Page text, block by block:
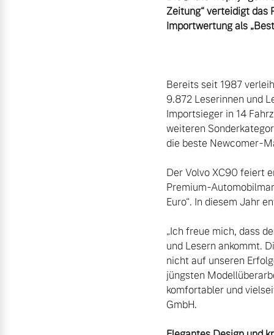
Aktuelle Zubehörangebote
Zeitung“ verteidigt das
Bereits seit 1987
9.872 Leserinnen und
Importsieger in 14
weiteren
die beste Newcomer-
Der Volvo XC90 feiert
Premium-
Euro“. In diesem Jahr
„Ich freue mich, dass
und Lesern ankommt.
nicht auf unseren
jüngsten
komfortabler und
GmbH.